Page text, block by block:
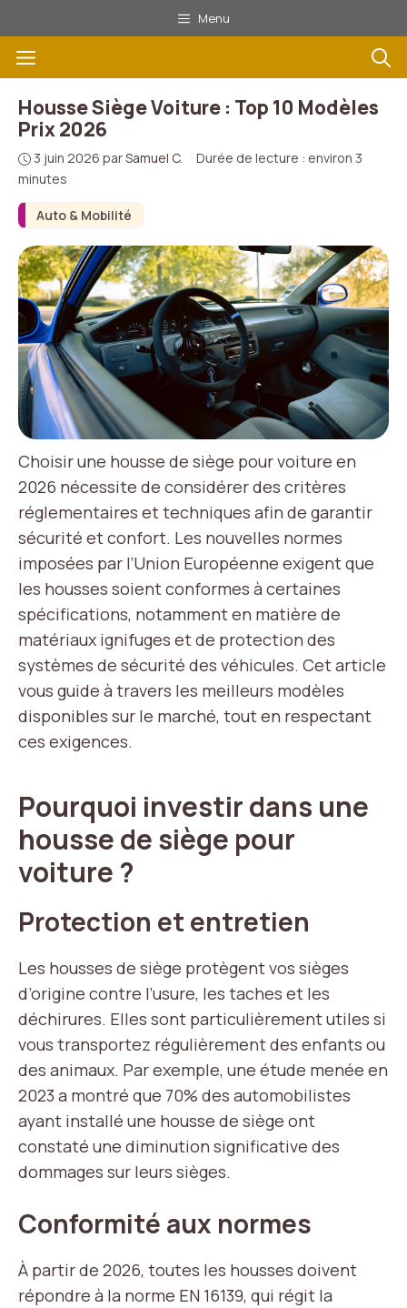
au
contenu
Menu
Menu
Auto & Mobilité
Housse Siège Voiture : Top 10 Modèles
Prix 2026
3 juin 2026 parSamuel C. · Durée de lecture : environ 3
minutes
Choisir une housse de siège pour voiture en
2026 nécessite de considérer des critères
réglementaires et techniques afin de garantir
sécurité et confort. Les nouvelles normes
imposées par l’Union Européenne exigent que
les housses soient conformes à certaines
spécifications, notamment en matière de
matériaux ignifuges et de protection des
systèmes de sécurité des véhicules. Cet article
vous guide à travers les meilleurs modèles
disponibles sur le marché, tout en respectant
ces exigences.
Pourquoi investir dans une
housse de siège pour
voiture ?
Protection et entretien
Les housses de siège protègent vos sièges
d’origine contre l’usure, les taches et les
déchirures. Elles sont particulièrement utiles si
vous transportez régulièrement des enfants ou
des animaux. Par exemple, une étude menée en
2023 a montré que 70% des automobilistes
ayant installé une housse de siège ont
constaté une diminution significative des
dommages sur leurs sièges.
Conformité aux normes
À partir de 2026, toutes les housses doivent
répondre à la norme EN 16139, qui régit la